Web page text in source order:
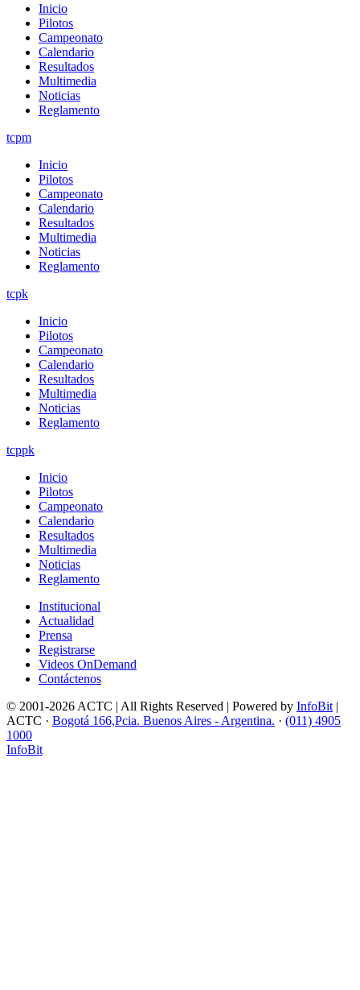
Inicio
Pilotos
Campeonato
Calendario
Resultados
Multimedia
Noticias
Reglamento
tcpm
Inicio
Pilotos
Campeonato
Calendario
Resultados
Multimedia
Noticias
Reglamento
tcpk
Inicio
Pilotos
Campeonato
Calendario
Resultados
Multimedia
Noticias
Reglamento
tcppk
Inicio
Pilotos
Campeonato
Calendario
Resultados
Multimedia
Noticias
Reglamento
Institucional
Actualidad
Prensa
Registrarse
Videos OnDemand
Contáctenos
© 2001-2026 ACTC | All Rights Reserved | Powered by InfoBit |
ACTC · Bogotá 166,Pcia. Buenos Aires - Argentina. · (011) 4905
1000
InfoBit